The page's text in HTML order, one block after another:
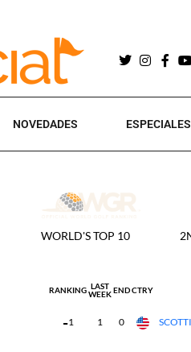
NOVEDADES ESPECIALES